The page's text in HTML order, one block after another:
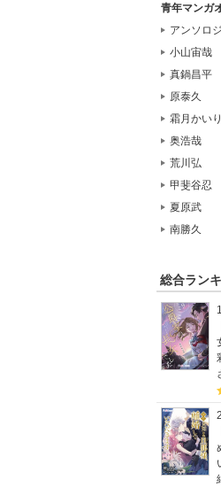
青年マンガ
アンソロ
小山宙哉
真鍋昌平
原泰久
霜月かいり
奥浩哉
荒川弘
甲斐谷忍
夏原武
南勝久
総合ラン